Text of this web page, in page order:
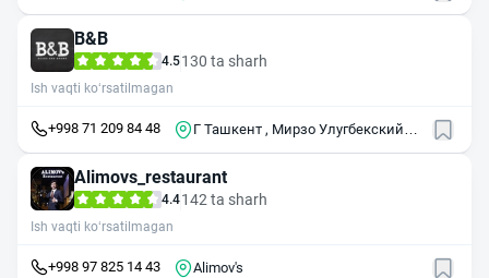
B&B
4.5130 ta sharh
Ish vaqti ko‘rsatilmagan
+998 71 209 84 48
Г Ташкент , Мирзо Улугбекский
Alimovs_restaurant
4.4142 ta sharh
Ish vaqti ko‘rsatilmagan
+998 97 825 14 43 Alimov's